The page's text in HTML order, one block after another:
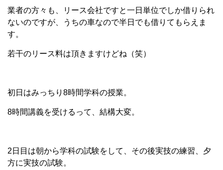
業者の方々も、リース会社ですと一日単位でしか借りられ
ないのですが、うちの車なので半日でも借りてもらえま
す。
若干のリース料は頂きますけどね（笑）
初日はみっちり8時間学科の授業。
8時間講義を受けるって、結構大変。
2日目は朝から学科の試験をして、その後実技の練習、夕
方に実技の試験。